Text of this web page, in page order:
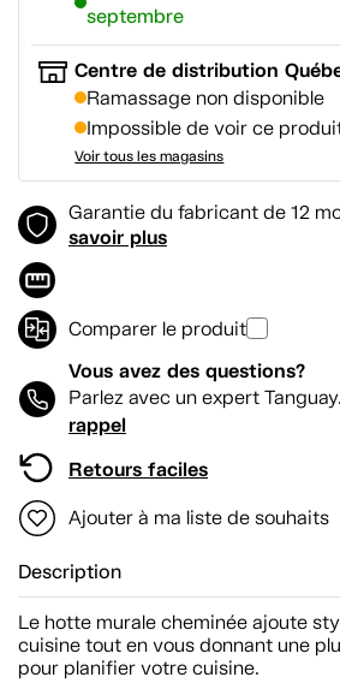
septembre
Centre de distribution
Ramassage non disponible
Impossible de voir ce
Voir tous les magasins
Garantie du fabricant de 12
savoir plus
Comparer le produit
Vous avez des questions?
Parlez avec un expert Tanguay.
rappel
Retours faciles
Ajouter à ma liste de souhaits
Description
Le hotte murale cheminée ajoute
cuisine tout en vous donnant une
pour planifier votre cuisine.